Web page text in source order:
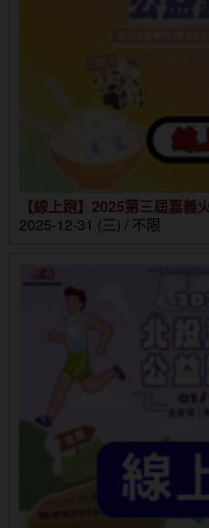
【線上跑】2025第三屆嘉義
2025-12-31 (三) / 不限